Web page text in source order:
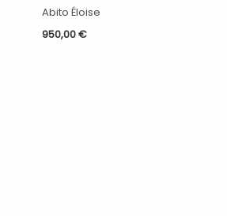
Abito Éloise
950,00€